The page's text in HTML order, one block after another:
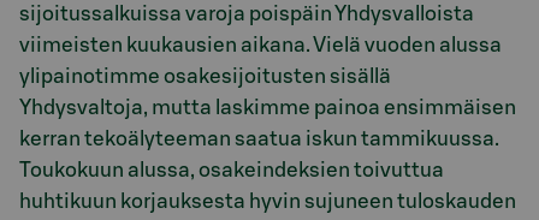
sijoitussalkuissa varoja poispäin Yhdysvalloista
viimeisten kuukausien aikana. Vielä vuoden alussa
ylipainotimme osakesijoitusten sisällä
Yhdysvaltoja, mutta laskimme painoa ensimmäisen
kerran tekoälyteeman saatua iskun tammikuussa.
Toukokuun alussa, osakeindeksien toivuttua
huhtikuun korjauksesta hyvin sujuneen tuloskauden